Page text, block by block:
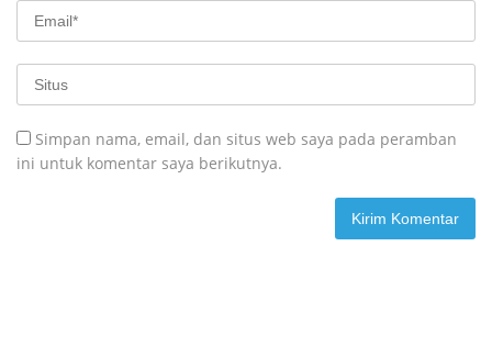
Simpan nama, email, dan situs web saya pada peramban
ini untuk komentar saya berikutnya.